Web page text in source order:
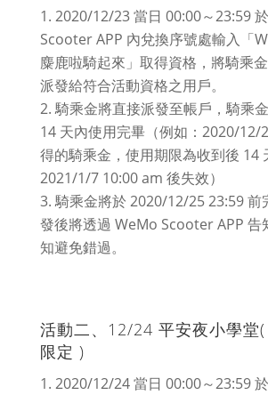
2020/12/23 當日 00:00～23:59
Scooter APP 內兌換序號處輸入「
麋鹿啦騎起來」取得資格，將騎乘
派發給符合活動資格之用戶。
騎乘金將直接派發至帳戶，騎乘
14 天內使用完畢（例如：2020/12/
得的騎乘金，使用期限為收到後 14
2021/1/7 10:00 am 後失效）
騎乘金將於 2020/12/25 23:59 前
發後將透過 WeMo Scooter APP 告
知避免錯過。
活動二、12/24 平安夜小學堂
限定 )
2020/12/24 當日 00:00～23:59